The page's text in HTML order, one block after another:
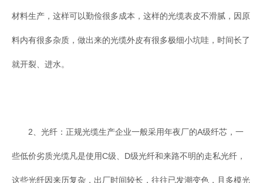
材料生产，这样可以勤俭很多成本，这样的光缆表皮不滑腻，因原
料内有很多杂质，做出来的光缆外皮有很多极细小坑哇，时间长了
就开裂、进水。
2、光纤：正规光缆生产企业一般采用年夜厂的A级纤芯，一
些低价劣质光缆凡是使用C级、D级光纤和来路不明的走私光纤，
这些光纤因来历复杂，出厂时间较长，往往已发潮变色，且多模光